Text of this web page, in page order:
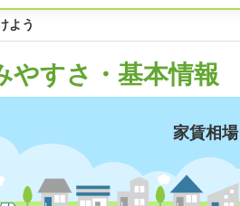
よう
やすさ・基本情報
家賃相場